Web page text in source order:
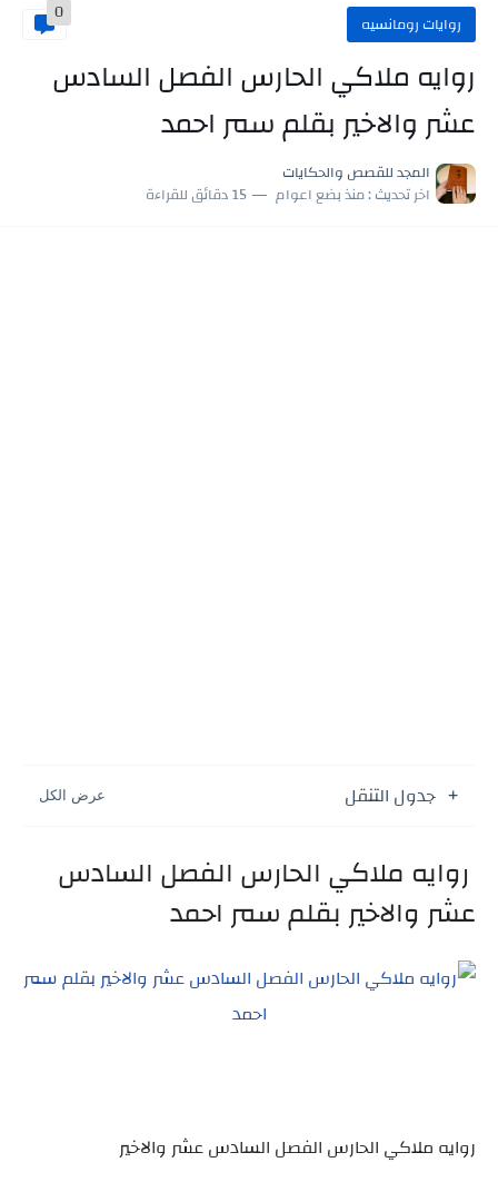
في الوقت اللي العالم فيه بيحاول يدور على هويته ،...
روايات رومانسيه 0
روايه ملاكي الحارس الفصل السادس
عشر والاخير بقلم سمر احمد
المجد للقصص والحكايات
اخر تحديث :منذ بضع اعوام 15 دقائق للقراءة
جدول التنقل
روايه ملاكي الحارس الفصل السادس
عشر والاخير بقلم سمر احمد
روايه ملاكي الحارس الفصل السادس عشر والاخير